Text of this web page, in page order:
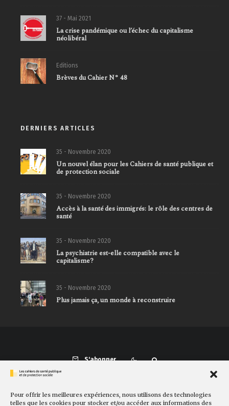
Pour offrir les meilleures expériences, nous utilisons des technologies
telles que les cookies pour stocker et/ou accéder aux informations des
37 - Mai 2021
La crise pandémique ou l’échec du capitalisme
néolibéral
Editions
Brèves du Cahier N° 48
DERNIERS ARTICLES
35 - Novembre 2020
Un nouvel élan pour les Cahiers de santé publique et
de protection sociale
35 - Novembre 2020
Accès à la santé des immigrés: le rôle des centres de
santé
35 - Novembre 2020
La psychiatrie est-elle compatible avec le
capitalisme?
35 - Novembre 2020
Plus jamais ça, un monde à reconstruire
S'abonner
Présentation Comité de rédaction Sites amis Contact